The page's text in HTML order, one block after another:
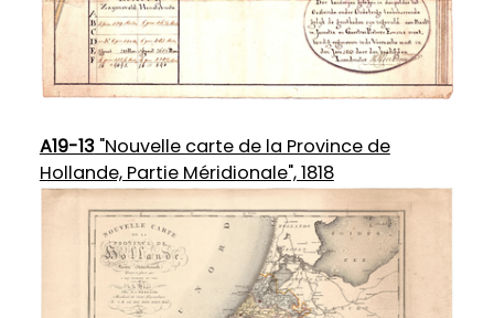
A19-13"Nouvelle carte de la Province de
Hollande, Partie Méridionale", 1818